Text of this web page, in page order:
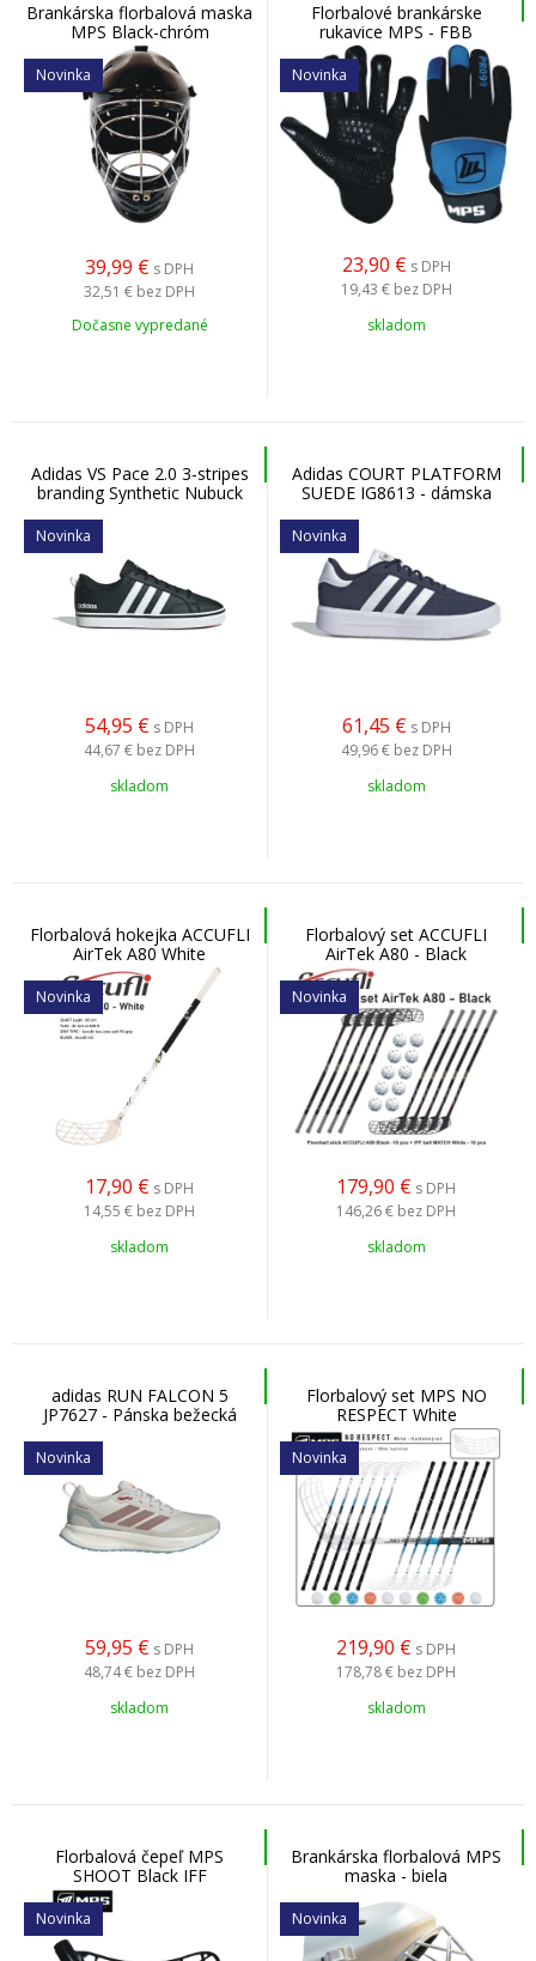
Brankárska florbalová maska
MPS Black-chróm
Novinka
39,99 € s DPH
32,51 € bez DPH
Dočasne vypredané
Florbalové brankárske
rukavice MPS - FBB
Novinka
23,90 € s DPH
19,43 € bez DPH
skladom
Adidas VS Pace 2.0 3-stripes
branding Synthetic Nubuck
HP6009 - Pánska
voľnočasová obuv
Novinka
54,95 € s DPH
44,67 € bez DPH
skladom
Adidas COURT PLATFORM
SUEDE IG8613 - dámska
Novinka
61,45 € s DPH
49,96 € bez DPH
skladom
Florbalová hokejka ACCUFLI
AirTek A80 White
Novinka
17,90 € s DPH
14,55 € bez DPH
skladom
Florbalový set ACCUFLI
AirTek A80 - Black
Novinka
179,90 € s DPH
146,26 € bez DPH
skladom
adidas RUN FALCON 5
JP7627 - Pánska bežecká
Novinka
59,95 € s DPH
48,74 € bez DPH
skladom
Florbalový set MPS NO
RESPECT White
Novinka
219,90 € s DPH
178,78 € bez DPH
skladom
Florbalová čepeľ MPS
SHOOT Black IFF
Novinka
Brankárska florbalová MPS
maska - biela
Novinka